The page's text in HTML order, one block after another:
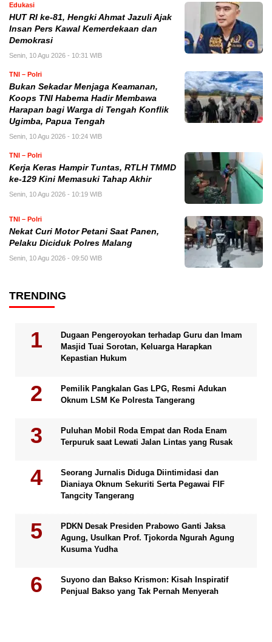
Edukasi
HUT RI ke-81, Hengki Ahmat Jazuli Ajak
Insan Pers Kawal Kemerdekaan dan
Demokrasi
Senin, 10 Agu 2026 - 10:31 WIB
TNI – Polri
Bukan Sekadar Menjaga Keamanan,
Koops TNI Habema Hadir Membawa
Harapan bagi Warga di Tengah Konflik
Ugimba, Papua Tengah
Senin, 10 Agu 2026 - 10:24 WIB
TNI – Polri
Kerja Keras Hampir Tuntas, RTLH TMMD
ke-129 Kini Memasuki Tahap Akhir
Senin, 10 Agu 2026 - 10:19 WIB
TNI – Polri
Nekat Curi Motor Petani Saat Panen,
Pelaku Diciduk Polres Malang
Senin, 10 Agu 2026 - 09:50 WIB
TRENDING
Dugaan Pengeroyokan terhadap Guru dan Imam
Masjid Tuai Sorotan, Keluarga Harapkan
Kepastian Hukum
Pemilik Pangkalan Gas LPG, Resmi Adukan
Oknum LSM Ke Polresta Tangerang
Puluhan Mobil Roda Empat dan Roda Enam
Terpuruk saat Lewati Jalan Lintas yang Rusak
Seorang Jurnalis Diduga Diintimidasi dan
Dianiaya Oknum Sekuriti Serta Pegawai FIF
Tangcity Tangerang
PDKN Desak Presiden Prabowo Ganti Jaksa
Agung, Usulkan Prof. Tjokorda Ngurah Agung
Kusuma Yudha
Suyono dan Bakso Krismon: Kisah Inspiratif
Penjual Bakso yang Tak Pernah Menyerah